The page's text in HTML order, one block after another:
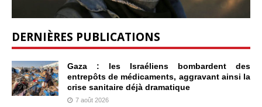
DERNIÈRES PUBLICATIONS
Gaza : les Israéliens bombardent des
entrepôts de médicaments, aggravant ainsi la
crise sanitaire déjà dramatique
7 août 2026